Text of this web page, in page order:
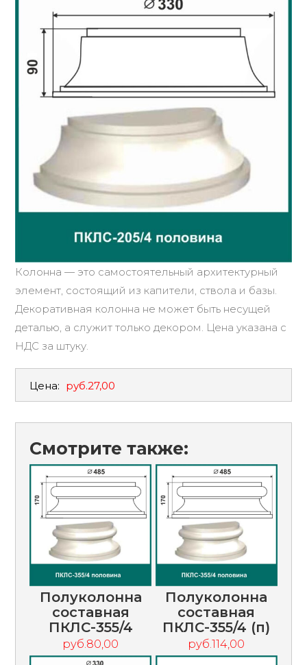
Колонна — это самостоятельный архитектурный
элемент, состоящий из капители, ствола и базы.
Декоративная колонна не может быть несущей
деталью, а служит только декором. Цена указана с
НДС за штуку.
Цена: руб.27,00
Смотрите также:
Полуколонна
составная
ПКЛС-355/4
руб.80,00
Полуколонна
составная
ПКЛС-355/4 (п)
руб.114,00